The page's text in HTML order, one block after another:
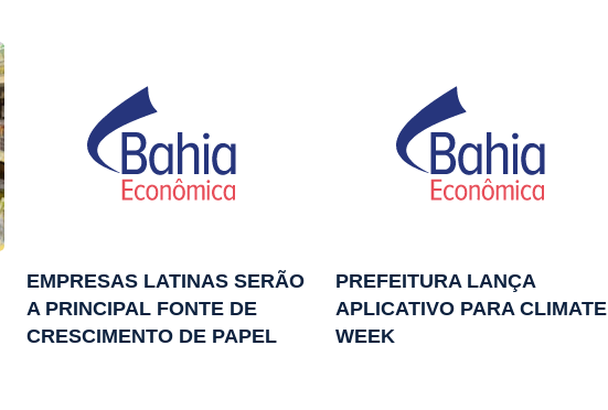
EMPRESAS LATINAS SERÃO
A PRINCIPAL FONTE DE
CRESCIMENTO DE PAPEL
PREFEITURA LANÇA
APLICATIVO PARA CLIMATE
WEEK